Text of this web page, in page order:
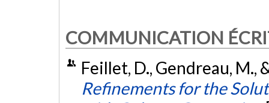
COMMUNICATION
Feillet, D., Gendreau, M.,
Refinements for the